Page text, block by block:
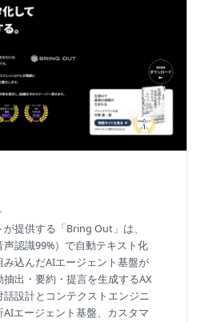
提供する「Bring Out」は、
認識99%）で自動テキスト化
込んだAIエージェント基盤が
出・要約・提言を生成するAX
設計とコンテクストエンジニ
エージェント基盤、カスタマ